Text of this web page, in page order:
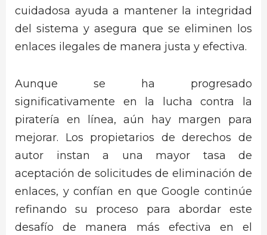
cuidadosa ayuda a mantener la integridad
del sistema y asegura que se eliminen los
enlaces ilegales de manera justa y efectiva.
Aunque se ha progresado
significativamente en la lucha contra la
piratería en línea, aún hay margen para
mejorar. Los propietarios de derechos de
autor instan a una mayor tasa de
aceptación de solicitudes de eliminación de
enlaces, y confían en que Google continúe
refinando su proceso para abordar este
desafío de manera más efectiva en el